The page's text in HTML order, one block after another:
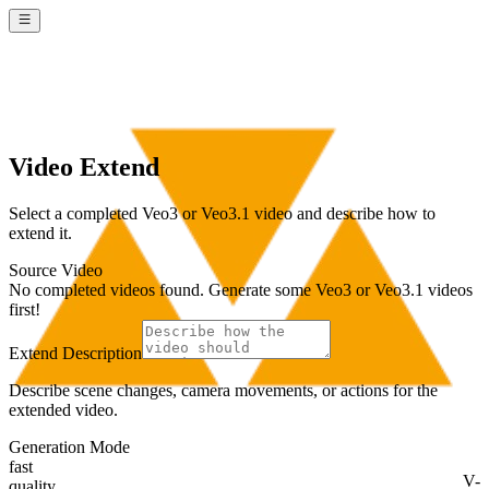
V-
Video Extend
Select a completed Veo3 or Veo3.1 video and describe how to
extend it.
Source Video
No completed videos found. Generate some Veo3 or Veo3.1 videos
first!
Extend Description
Describe scene changes, camera movements, or actions for the
extended video.
Generation Mode
fast